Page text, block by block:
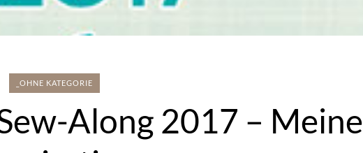
_OHNE KATEGORIE
Along 2017 – Meine